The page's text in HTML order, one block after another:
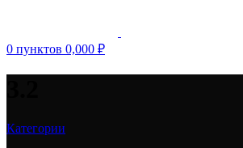
0 пунктов 0,000 ₽
Категории